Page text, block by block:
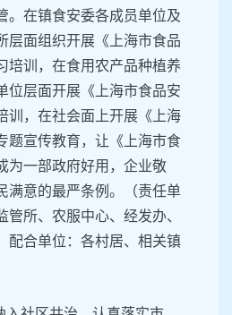
。在镇食安委各成员单位及
层面组织开展《上海市食品
培训，在食用农产品种植养
位层面开展《上海市食品安
训，在社会面上开展《上海
题宣传教育，让《上海市食
为一部政府好用，企业敬
满意的最严条例。（责任单
管所、农服中心、经发办、
配合单位：各村居、相关镇